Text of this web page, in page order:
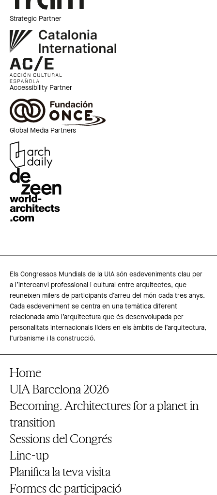
Strategic Partner
Accessibility Partner
Global Media Partners
Els Congressos Mundials de la UIA són esdeveniments clau per
a l’intercanvi professional i cultural entre arquitectes, que
reuneixen milers de participants d’arreu del món cada tres anys.
Cada esdeveniment se centra en una temàtica diferent
relacionada amb l’arquitectura que és desenvolupada per
personalitats internacionals líders en els àmbits de l’arquitectura,
l’urbanisme i la construcció.
Home
UIA Barcelona 2026
Becoming. Architectures for a planet in
transition
Sessions del Congrés
Line-up
Planifica la teva visita
Formes de participació